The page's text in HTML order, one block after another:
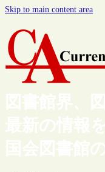
Skip to main content area
図書館界、
最新の情報
国会図書館